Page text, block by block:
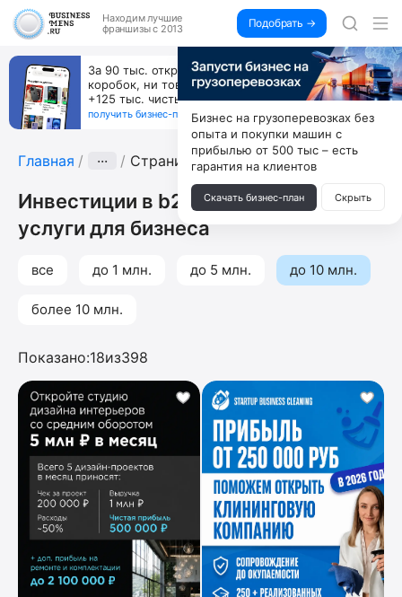
Находим лучшие
франшизы с 2013
Подобрать →
За 90 тыс. открой магазин на Авито, дома ни
коробок, ни товара, ни склада, зато каждый месяц
+125 тыс. чистыми
получить бизнес-план ↓
Главная ··· Страница 2
Инвестиции в b2b-компании и
услуги для бизнеса
все до 1 млн. до 5 млн. до 10 млн.
более 10 млн.
Показано:18из398
Бизнес на грузоперевозках без
опыта и покупки машин с
прибылью от 500 тыс – есть
гарантия на клиентов
Скачать бизнес-план Скрыть